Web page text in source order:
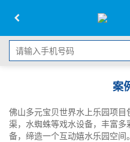
案
佛山多元宝贝世界水上乐园项
渠，水蜘蛛等戏水设备，丰富
备，缔造一个互动嬉水乐园空间。